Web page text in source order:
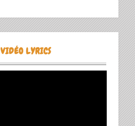
VIDÉO LYRICS